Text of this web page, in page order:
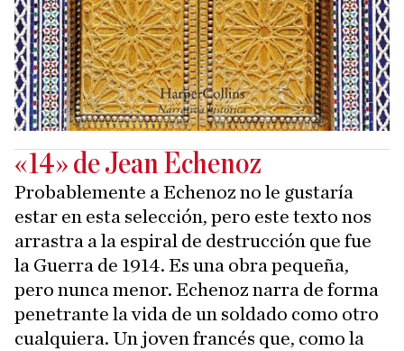
«14» de Jean Echenoz
Probablemente a Echenoz no le gustaría
estar en esta selección, pero este texto nos
arrastra a la espiral de destrucción que fue
la Guerra de 1914. Es una obra pequeña,
pero nunca menor. Echenoz narra de forma
penetrante la vida de un soldado como otro
cualquiera. Un joven francés que, como la